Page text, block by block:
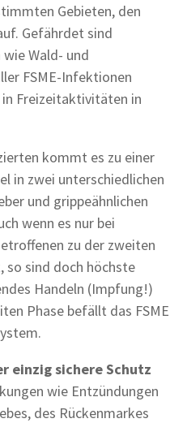
Gebieten, den
Gefährdet sind
Wald- und
FSME-Infektionen
in Freizeitaktivitäten in
kommt es zu einer
in zwei unterschiedlichen
und grippeähnlichen
wenn es nur bei
zu der zweiten
so sind doch höchste
Handeln (Impfung!)
Phase befällt das FSME
einzig sichere Schutz
wie Entzündungen
des Rückenmarkes